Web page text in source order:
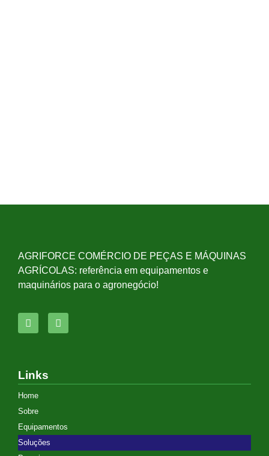
AGRIFORCE COMÉRCIO DE PEÇAS E MÁQUINAS
AGRÍCOLAS: referência em equipamentos e
maquinários para o agronegócio!
Links
Home
Sobre
Equipamentos
Soluções